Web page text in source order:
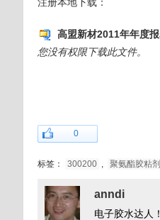
高盟新材2011年年度
您没有权限下载此文件。
0
标签： 300200 , 聚氨酯胶粘剂
anndi
电子胶水达人！